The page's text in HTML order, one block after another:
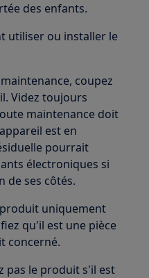
des enfants.
utiliser ou installer le
coupez
Videz toujours
maintenance doit
est en
pourrait
électroniques si
de ses côtés.
uniquement
qu'il est une pièce
concerné.
pas le produit s'il est